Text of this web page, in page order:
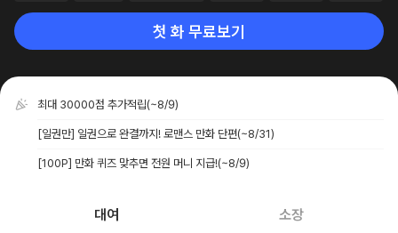
첫 화 무료보기
최대 30000점 추가적립(~8/9)
[일권만] 일권으로 완결까지! 로맨스 만화 단편(~8/31)
[100P] 만화 퀴즈 맞추면 전원 머니 지급!(~8/9)
대여 소장